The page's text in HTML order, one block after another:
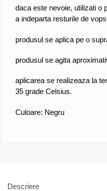
daca este nevoie, utilizati o
a indeparta resturile de
produsul se aplica pe o
produsul se agita
aplicarea se realizeaza la
35 grade Celsius.
Culoare: Negru
Descriere